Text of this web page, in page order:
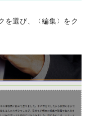
を選び、〈編集〉をク